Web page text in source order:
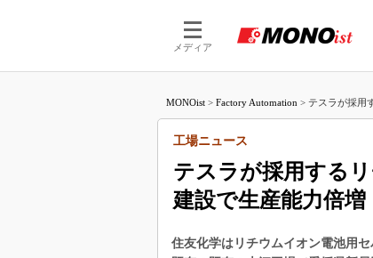
メディア
つながる
MONOist > Factory Automation > テスラが採用
テスラが採用する
建設で生産能力倍増
工場ニュース
住友化学はリチウムイオン電池用